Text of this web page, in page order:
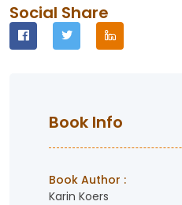
Social Share
Book Info
Book Author :
Karin Koers